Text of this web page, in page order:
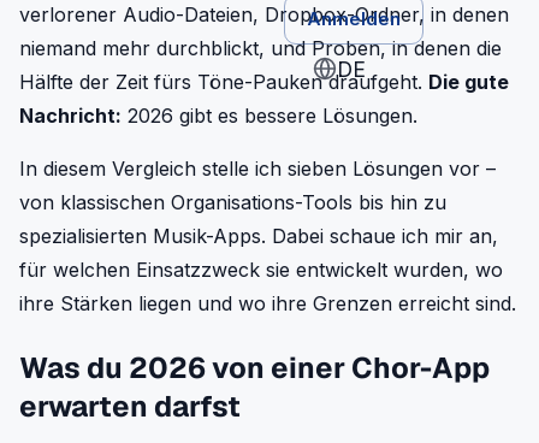
Anmelden
DE
verlorener Audio-Dateien, Dropbox-Ordner, in denen
niemand mehr durchblickt, und Proben, in denen die
Hälfte der Zeit fürs Töne-Pauken draufgeht. Die gute
Nachricht: 2026 gibt es bessere Lösungen.
In diesem Vergleich stelle ich sieben Lösungen vor –
von klassischen Organisations-Tools bis hin zu
spezialisierten Musik-Apps. Dabei schaue ich mir an,
für welchen Einsatzzweck sie entwickelt wurden, wo
ihre Stärken liegen und wo ihre Grenzen erreicht sind.
Was du 2026 von einer Chor-App
erwarten darfst